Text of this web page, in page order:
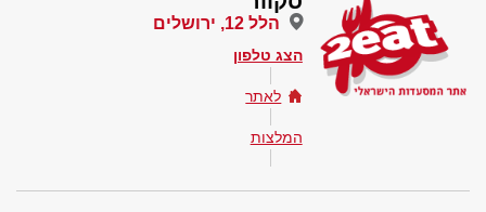
הלל 12, ירושלים
הצג טלפון
לאתר
המלצות